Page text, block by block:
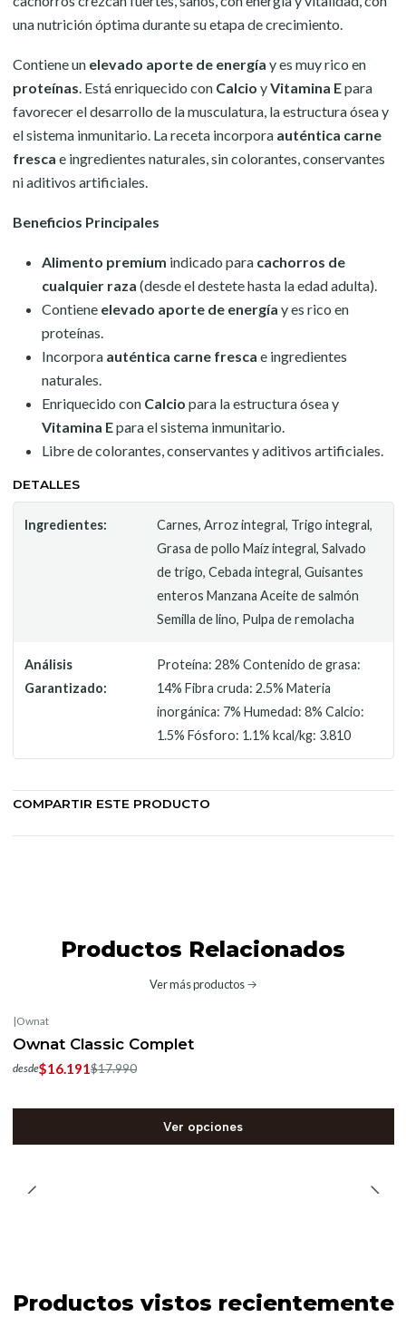
una nutrición óptima durante su etapa de crecimiento.
Contiene un elevado aporte de energía y es muy rico en
proteínas. Está enriquecido con Calcio yVitamina Epara
favorecer el desarrollo de la musculatura, la estructura ósea y
el sistema inmunitario. La receta incorpora auténtica carne
fresca e ingredientes naturales, sin colorantes, conservantes
ni aditivos artificiales.
Beneficios Principales
Alimento premium indicado para cachorros de
cualquier raza (desde el destete hasta la edad adulta).
Contiene elevado aporte de energía y es rico en
proteínas.
Incorpora auténtica carne fresca e ingredientes
naturales.
Enriquecido con Calcio para la estructura ósea y
Vitamina Epara el sistema inmunitario.
Libre de colorantes, conservantes y aditivos artificiales.
DETALLES
Ingredientes:
Carnes, Arroz integral, Trigo integral,
Grasa de pollo Maíz integral, Salvado
de trigo, Cebada integral, Guisantes
enteros Manzana Aceite de salmón
Semilla de lino, Pulpa de remolacha
Análisis
Garantizado:
Proteína: 28% Contenido de grasa:
14% Fibra cruda: 2.5% Materia
inorgánica: 7% Humedad: 8% Calcio:
1.5% Fósforo: 1.1% kcal/kg: 3.810
COMPARTIR ESTE PRODUCTO
Productos Relacionados
Ver más productos
|Ownat
Ownat Classic Complet
desde$16.191$17.990
Ver opciones
Productos vistos recientemente